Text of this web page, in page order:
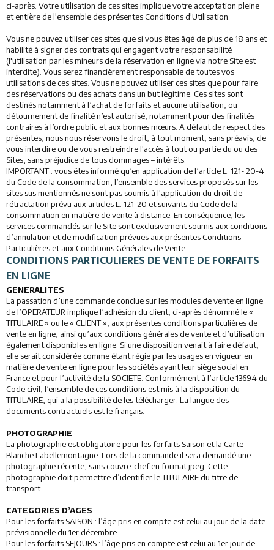
ci-après. Votre utilisation de ces sites implique votre acceptation pleine
et entière de l'ensemble des présentes Conditions d'Utilisation.
Vous ne pouvez utiliser ces sites que si vous êtes âgé de plus de 18 ans et
habilité à signer des contrats qui engagent votre responsabilité
(l'utilisation par les mineurs de la réservation en ligne via notre Site est
interdite). Vous serez financièrement responsable de toutes vos
utilisations de ces sites. Vous ne pouvez utiliser ces sites que pour faire
des réservations ou des achats dans un but légitime. Ces sites sont
destinés notamment à l’achat de forfaits et aucune utilisation, ou
détournement de finalité n’est autorisé, notamment pour des finalités
contraires à l’ordre public et aux bonnes mœurs. A défaut de respect des
présentes, nous nous réservons le droit, à tout moment, sans préavis, de
vous interdire ou de vous restreindre l'accès à tout ou partie du ou des
Sites, sans préjudice de tous dommages – intérêts.
IMPORTANT : vous êtes informé qu’en application de l’article L. 121- 20-4
du Code de la consommation, l’ensemble des services proposés sur les
sites sus mentionnés ne sont pas soumis à l'application du droit de
rétractation prévu aux articles L. 121-20 et suivants du Code de la
consommation en matière de vente à distance. En conséquence, les
services commandés sur le Site sont exclusivement soumis aux conditions
d’annulation et de modification prévues aux présentes Conditions
Particulières et aux Conditions Générales de Vente.
CONDITIONS PARTICULIERES DE VENTE DE FORFAITS
EN LIGNE
GENERALITES
La passation d’une commande conclue sur les modules de vente en ligne
de l’OPERATEUR implique l’adhésion du client, ci-après dénommé le «
TITULAIRE » ou le « CLIENT », aux présentes conditions particulières de
vente en ligne, ainsi qu’aux conditions générales de vente et d’utilisation
également disponibles en ligne. Si une disposition venait à faire défaut,
elle serait considérée comme étant régie par les usages en vigueur en
matière de vente en ligne pour les sociétés ayant leur siège social en
France et pour l’activité de la SOCIETE. Conformément à l’article 13694 du
Code civil, l’ensemble de ces conditions est mis à la disposition du
TITULAIRE, qui a la possibilité de les télécharger. La langue des
documents contractuels est le français.
PHOTOGRAPHIE
La photographie est obligatoire pour les forfaits Saison et la Carte
Blanche Labellemontagne. Lors de la commande il sera demandé une
photographie récente, sans couvre-chef en format jpeg. Cette
photographie doit permettre d’identifier le TITULAIRE du titre de
transport.
CATEGORIES D’AGES
Pour les forfaits SAISON : l’âge pris en compte est celui au jour de la date
prévisionnelle du 1er décembre.
Pour les forfaits SEJOURS : l’âge pris en compte est celui au 1er jour de